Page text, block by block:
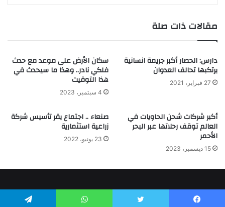
مقالات ذات صلة
دارس: الحصار أكبر جريمة انسانية
يرتكبها تحالف العدوان
27 فبراير، 2021
سكان الأرض على موعد مع حدث
فلكي نادر.. وهذا ما سيحدث في
هذا التوقيت
4 سبتمبر، 2023
أكبر شركات شحن الحاويات في
العالم توقف رحلاتها عبر البحر
الأحمر
15 ديسمبر، 2023
صنعاء .. اجتماع يقر تأسيس شركة
زراعية استثمارية
23 يونيو، 2022